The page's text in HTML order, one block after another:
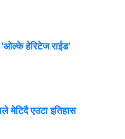
हेरिटेज राईड’
मेटिदै एउटा इतिहास